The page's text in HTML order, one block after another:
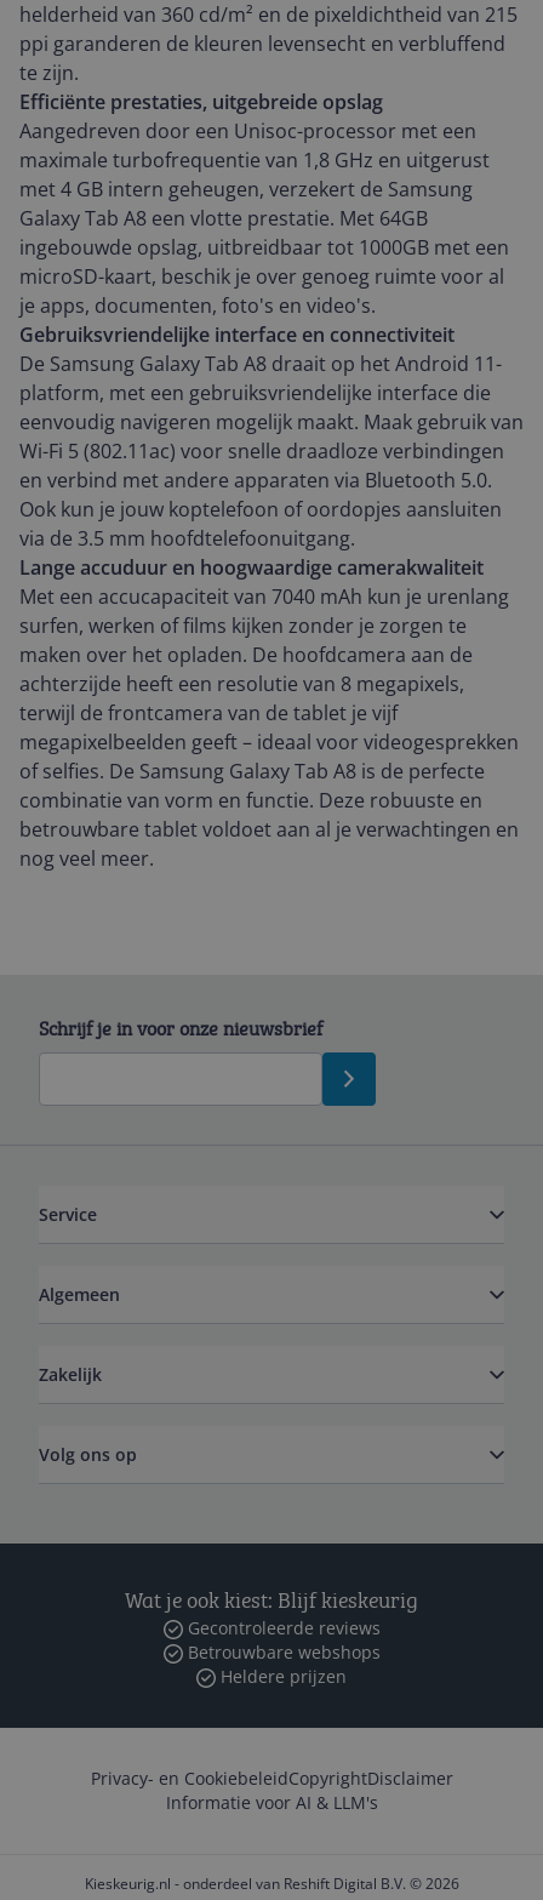
helderheid van 360 cd/m² en de pixeldichtheid van 215
ppi garanderen de kleuren levensecht en verbluffend
te zijn.
Efficiënte prestaties, uitgebreide opslag
Aangedreven door een Unisoc-processor met een
maximale turbofrequentie van 1,8 GHz en uitgerust
met 4 GB intern geheugen, verzekert de Samsung
Galaxy Tab A8 een vlotte prestatie. Met 64GB
ingebouwde opslag, uitbreidbaar tot 1000GB met een
microSD-kaart, beschik je over genoeg ruimte voor al
je apps, documenten, foto's en video's.
Gebruiksvriendelijke interface en connectiviteit
De Samsung Galaxy Tab A8 draait op het Android 11-
platform, met een gebruiksvriendelijke interface die
eenvoudig navigeren mogelijk maakt. Maak gebruik van
Wi-Fi 5 (802.11ac) voor snelle draadloze verbindingen
en verbind met andere apparaten via Bluetooth 5.0.
Ook kun je jouw koptelefoon of oordopjes aansluiten
via de 3.5 mm hoofdtelefoonuitgang.
Lange accuduur en hoogwaardige camerakwaliteit
Met een accucapaciteit van 7040 mAh kun je urenlang
surfen, werken of films kijken zonder je zorgen te
maken over het opladen. De hoofdcamera aan de
achterzijde heeft een resolutie van 8 megapixels,
terwijl de frontcamera van de tablet je vijf
megapixelbeelden geeft – ideaal voor videogesprekken
of selfies. De Samsung Galaxy Tab A8 is de perfecte
combinatie van vorm en functie. Deze robuuste en
betrouwbare tablet voldoet aan al je verwachtingen en
nog veel meer.
Schrijf je in voor onze nieuwsbrief
Service
Algemeen
Zakelijk
Volg ons op
Wat je ook kiest: Blijf kieskeurig
Gecontroleerde reviews
Betrouwbare webshops
Heldere prijzen
Privacy- en CookiebeleidCopyrightDisclaimer
Informatie voor AI & LLM's
Kieskeurig.nl - onderdeel van Reshift Digital B.V. © 2026